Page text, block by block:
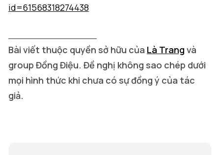
id=61568318274438
Bài viết thuộc quyền sở hữu của Là Trang và
group Đồng Điệu. Đề nghị không sao chép dưới
mọi hình thức khi chưa có sự đồng ý của tác
giả.